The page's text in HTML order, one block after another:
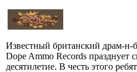
Известный британский драм-н-
Dope Ammo Records празднует
десятилетие. В честь этого